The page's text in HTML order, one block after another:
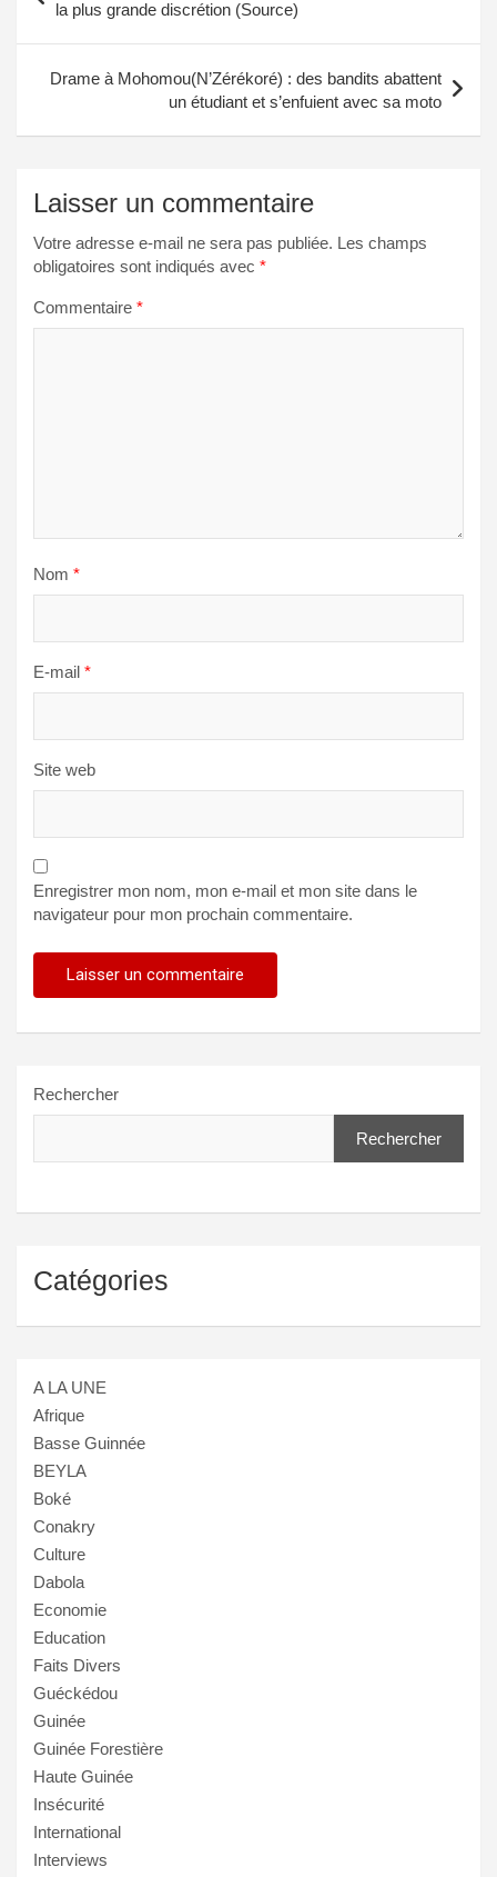
l’article
la plus grande discrétion (Source)
Drame à Mohomou(N’Zérékoré) : des bandits abattent
un étudiant et s’enfuient avec sa moto
Laisser un commentaire
Votre adresse e-mail ne sera pas publiée. Les champs
obligatoires sont indiqués avec *
Commentaire *
Nom *
E-mail *
Site web
Enregistrer mon nom, mon e-mail et mon site dans le
navigateur pour mon prochain commentaire.
Rechercher
Rechercher
Catégories
A LA UNE
Afrique
Basse Guinnée
BEYLA
Boké
Conakry
Culture
Dabola
Economie
Education
Faits Divers
Guéckédou
Guinée
Guinée Forestière
Haute Guinée
Insécurité
International
Interviews